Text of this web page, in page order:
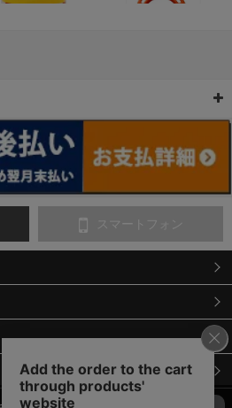
ンス
スマートフォン